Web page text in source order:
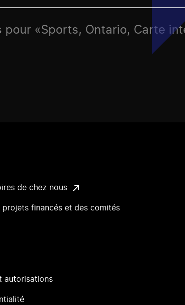
pour «Sports, Ontario, Carte
de chez nous
projets financés et des comités
autorisations